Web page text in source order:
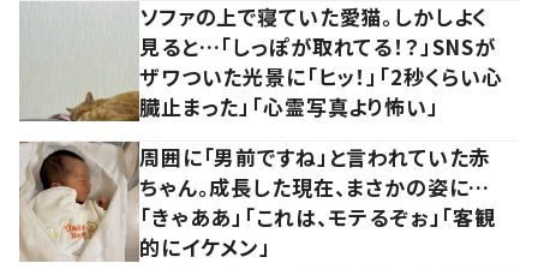
ソファの上で寝ていた愛猫。しかしよく
見ると…「しっぽが取れてる！？」SNSが
ザワついた光景に「ヒッ！」「2秒くらい心
臓止まった」「心霊写真より怖い」
周囲に「男前ですね」と言われていた赤
ちゃん。成長した現在、まさかの姿に…
「きゃああ」「これは、モテるぞぉ」「客観
的にイケメン」